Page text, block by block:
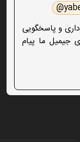
و پاسخگویی
جیمیل ما پیام